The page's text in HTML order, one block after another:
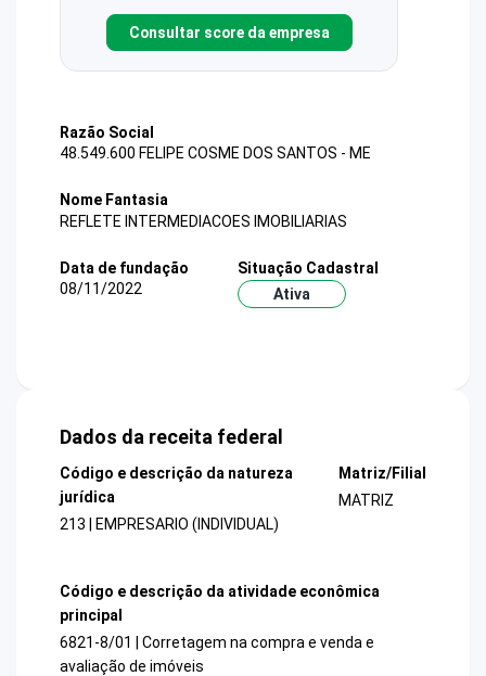
Consultar score da empresa
Razão Social
48.549.600 FELIPE COSME DOS SANTOS - ME
Nome Fantasia
REFLETE INTERMEDIACOES IMOBILIARIAS
Data de fundação
08/11/2022
Situação Cadastral
Ativa
Dados da receita federal
Código e descrição da natureza
jurídica
213 | EMPRESARIO (INDIVIDUAL)
Matriz/Filial
MATRIZ
Código e descrição da atividade econômica
principal
6821-8/01 | Corretagem na compra e venda e
avaliação de imóveis